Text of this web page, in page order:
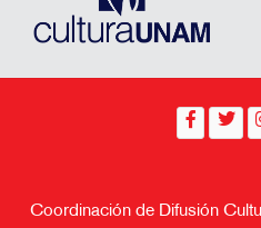
Coordinación de Difusión